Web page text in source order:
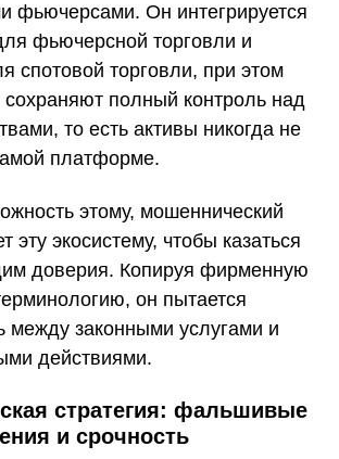
фьючерсами. Он интегрируется
фьючерсной торговли и
спотовой торговли, при этом
сохраняют полный контроль над
то есть активы никогда не
платформе.
этому, мошеннический
эту экосистему, чтобы казаться
доверия. Копируя фирменную
он пытается
между законными услугами и
действиями.
стратегия: фальшивые
и срочность